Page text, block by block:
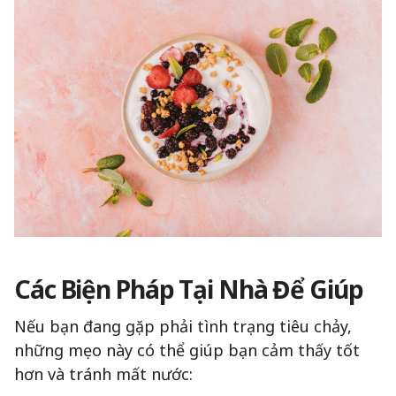
Các Biện Pháp Tại Nhà Để Giúp
Nếu bạn đang gặp phải tình trạng tiêu chảy,
những mẹo này có thể giúp bạn cảm thấy tốt
hơn và tránh mất nước: